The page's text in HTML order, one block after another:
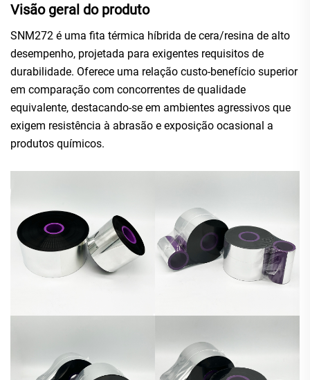
Visão geral do produto
SNM272 é uma fita térmica híbrida de cera/resina de alto
desempenho, projetada para exigentes requisitos de
durabilidade. Oferece uma relação custo-benefício superior
em comparação com concorrentes de qualidade
equivalente, destacando-se em ambientes agressivos que
exigem resistência à abrasão e exposição ocasional a
produtos químicos.